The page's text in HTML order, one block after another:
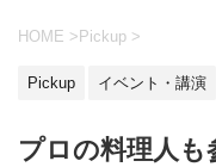
HOME >Pickup >
Pickup イベント・講演
プロの料理人